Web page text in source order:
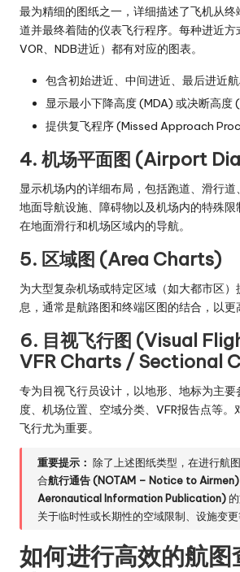
最为精细的图纸之一，详细描述了飞机从
道并最终着陆的仪表飞行程序。每种进近方
VOR、NDB进近）都有对应的图表。
包含初始进近、中间进近、最后进近航
显示最小下降高度 (MDA) 或决断高度
提供复飞程序 (Missed Approach
4. 机场平面图 (Airport
显示机场内的详细布局，包括跑道、滑行道
地面导航设施、障碍物以及机场内的特殊
在地面滑行和机场区域内的导航。
5. 区域图 (Area Charts)
为大型复杂机场或特定区域（如大都市区
息，通常是航路图和终端区图的结合，以更
6. 目视飞行图 (Visual
VFR Charts / Sectional
专为目视飞行员设计，以地形、地标为主要
度、机场位置、空域分类、VFR报告点等。
飞行尤为重要。
重要提示： 除了上述图纸类型，在进行航
合航行通告 (NOTAM – Notice to Airmen)
Aeronautical Information Publication)
关于临时性或长期性的空域限制、设施变更
如何进行高效的航图